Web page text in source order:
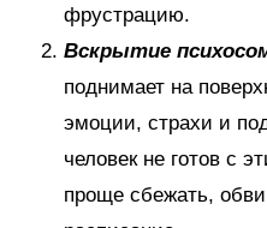
фрустрацию.
Вскрытие
поднимает на
эмоции, страхи и
человек не готов с
проще сбежать,